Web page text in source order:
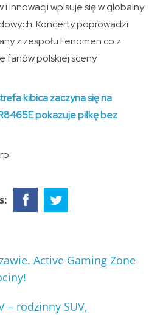
i innowacji wpisuje się w globalny
Koncerty poprowadzi
z zespołu Fenomen co z
fanów polskiej sceny
kibica zaczyna się na
pokazuje piłkę bez
Active Gaming Zone
– rodzinny SUV,